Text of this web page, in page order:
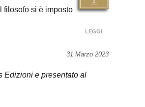
filosofo si è imposto
LEGGI
31 Marzo 2023
Edizioni e presentato al